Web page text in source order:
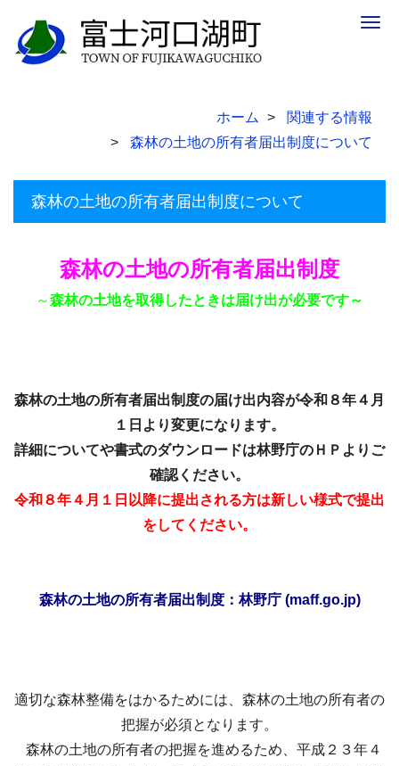
ホーム
関連する情報
森林の土地の所有者届出制度について
森林の土地の所有者届出制度について
森林の土地の所有者届出制度
～森林の土地を取得したときは届け出が必要です～
森林の土地の所有者届出制度の届け出内容が令和８年４月
１日より変更になります。
詳細についてや書式のダウンロードは林野庁のＨＰよりご
確認ください。
令和８年４月１日以降に提出される方は新しい様式で提出
をしてください。
森林の土地の所有者届出制度：林野庁 (maff.go.jp)
適切な森林整備をはかるためには、森林の土地の所有者の
把握が必須となります。
森林の土地の所有者の把握を進めるため、平成２３年４